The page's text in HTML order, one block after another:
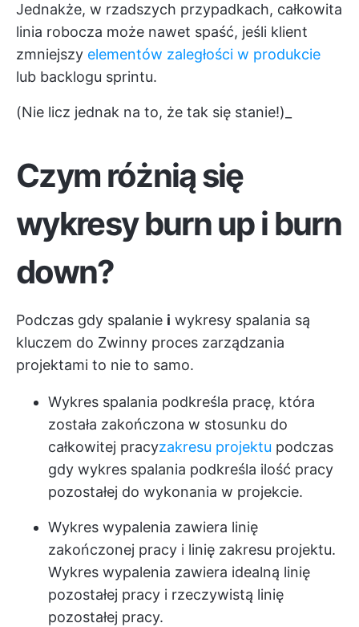
Jednakże, w rzadszych przypadkach, całkowita
linia robocza może nawet spaść, jeśli klient
zmniejszy elementów zaległości w produkcie
lub backlogu sprintu.
(Nie licz jednak na to, że tak się stanie!)_
Czym różnią się
wykresy burn up i burn
down?
Podczas gdy spalanie i wykresy spalania są
kluczem do Zwinny proces zarządzania
projektami to nie to samo.
Wykres spalania podkreśla pracę, która
została zakończona w stosunku do
całkowitej pracyzakresu projektu podczas
gdy wykres spalania podkreśla ilość pracy
pozostałej do wykonania w projekcie.
Wykres wypalenia zawiera linię
zakończonej pracy i linię zakresu projektu.
Wykres wypalenia zawiera idealną linię
pozostałej pracy i rzeczywistą linię
pozostałej pracy.